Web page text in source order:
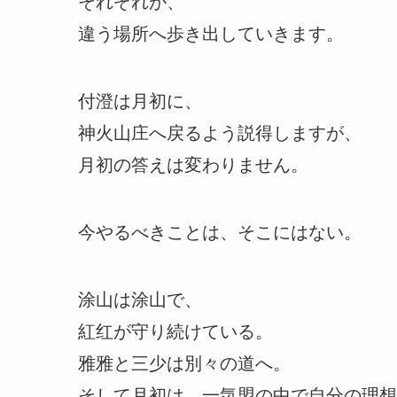
違う場所へ歩き出していきます。
付澄は月初に、
神火山庄へ戻るよう説得しますが、
月初の答えは変わりません。
今やるべきことは、そこにはない。
涂山は涂山で、
紅红が守り続けている。
雅雅と三少は別々の道へ。